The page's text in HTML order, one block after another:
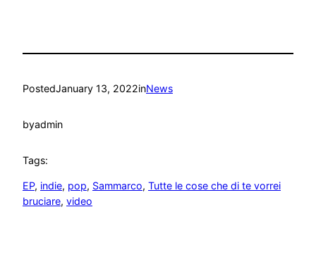
PostedJanuary 13, 2022inNews
byadmin
Tags:
EP, indie, pop, Sammarco, Tutte le cose che di te vorrei
bruciare, video